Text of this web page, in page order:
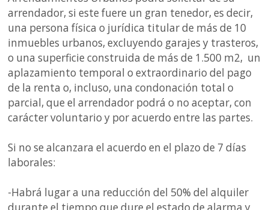
arrendador, si este fuere un gran tenedor, es decir,
una persona física o jurídica titular de más de 10
inmuebles urbanos, excluyendo garajes y trasteros,
o una superficie construida de más de 1.500 m2, un
aplazamiento temporal o extraordinario del pago
de la renta o, incluso, una condonación total o
parcial, que el arrendador podrá o no aceptar, con
carácter voluntario y por acuerdo entre las partes.
Si no se alcanzara el acuerdo en el plazo de 7 días
laborales:
-Habrá lugar a una reducción del 50% del alquiler
durante el tiempo que dure el estado de alarma y